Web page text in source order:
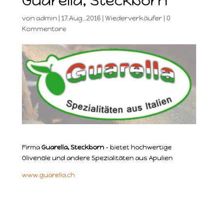
vonadmin| 17.Aug..2016| Wiederverkäufer| 0
Kommentare
FirmaGuarella, Steckborn– bietet hochwertige
Olivenöle und andere Spezialitäten aus Apulien
www.guarella.ch